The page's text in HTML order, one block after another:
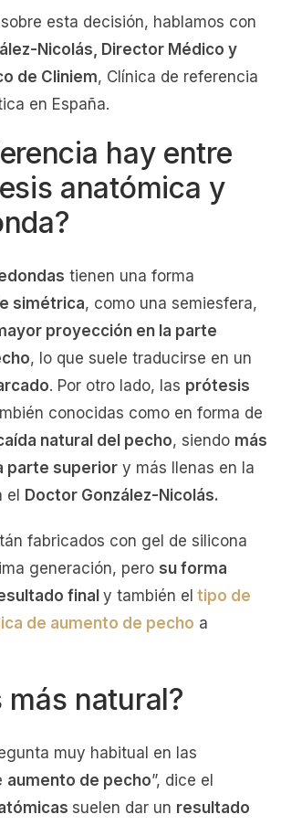
esta decisión, hablamos con
Nicolás, Director Médico y
de Cliniem, Clínica de referencia
en España.
hay entre
anatómica y
tienen una forma
simétrica, como una semiesfera,
proyección en la parte
, lo que suele traducirse en un
. Por otro lado, las prótesis
conocidas como en forma de
natural del pecho, siendo más
parte superior y más llenas en la
el
Doctor González-Nicolás.
fabricados con gel de silicona
generación, pero su forma
final y también el tipo de
de aumento de pecho a
más natural?
muy habitual en las
aumento de pecho”, dice el
suelen dar un resultado